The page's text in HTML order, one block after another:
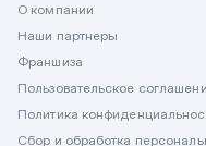
О компании
Наши партнеры
Франшиза
Пользовательское
Политика
Сбор и обработка